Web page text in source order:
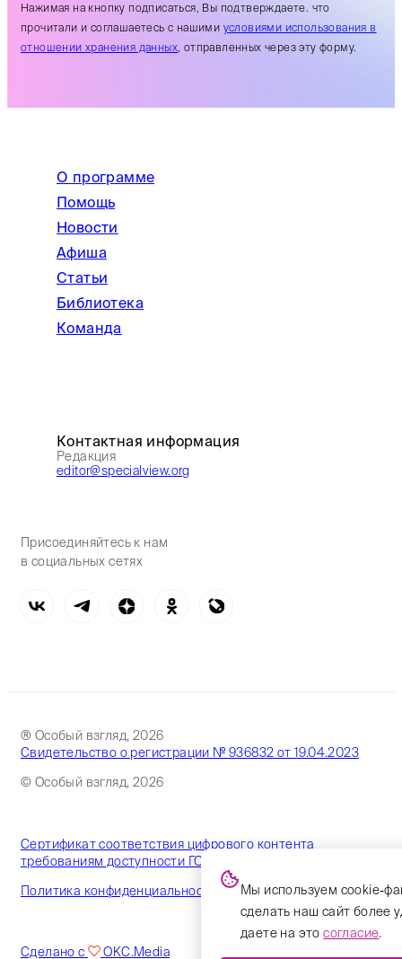
Нажимая на кнопку подписаться, Вы подтверждаете. что
прочитали и соглашаетесь с нашими условиями использования в
отношении хранения данных, отправленных через эту форму.
О программе
Помощь
Новости
Афиша
Статьи
Библиотека
Команда
Контактная информация
Редакция
editor@specialview.org
Присоединяйтесь к нам
в социальных сетях
® Особый взгляд, 2026
Свидетельство о регистрации № 936832 от 19.04.2023
© Особый взгляд, 2026
Сертификат соответствия цифрового контента
требованиям доступности ГОСТ
Политика конфиденциальности
Сделано с OKC.Media
Мы используем cookie-
сделать наш сайт более
даете на этосогласие.